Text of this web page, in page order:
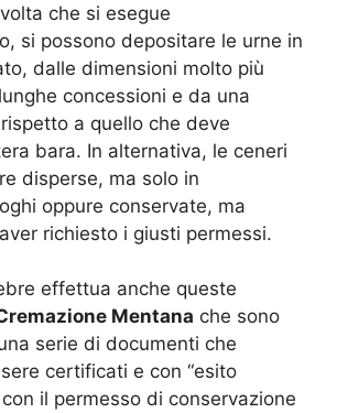
che si esegue
si possono depositare le urne in
dalle dimensioni molto più
concessioni e da una
a quello che deve
bara. In alternativa, le ceneri
disperse, ma solo in
oppure conservate, ma
richiesto i giusti permessi.
effettua anche queste
Mentana che sono
serie di documenti che
certificati e con “esito
con il permesso di conservazione